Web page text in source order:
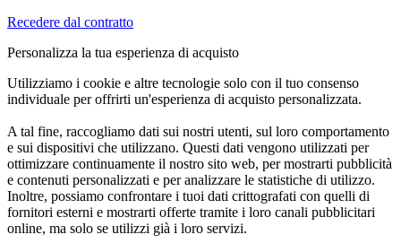
Recedere dal contratto
Personalizza la tua esperienza di acquisto
Utilizziamo i cookie e altre tecnologie solo con il tuo consenso
individuale per offrirti un'esperienza di acquisto personalizzata.
A tal fine, raccogliamo dati sui nostri utenti, sul loro comportamento
e sui dispositivi che utilizzano. Questi dati vengono utilizzati per
ottimizzare continuamente il nostro sito web, per mostrarti pubblicità
e contenuti personalizzati e per analizzare le statistiche di utilizzo.
Inoltre, possiamo confrontare i tuoi dati crittografati con quelli di
fornitori esterni e mostrarti offerte tramite i loro canali pubblicitari
online, ma solo se utilizzi già i loro servizi.